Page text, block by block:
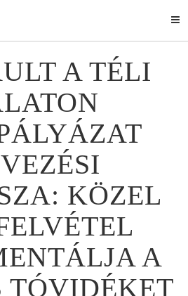
A TÉLI
KÖZEL
A
TÓVIDÉKET